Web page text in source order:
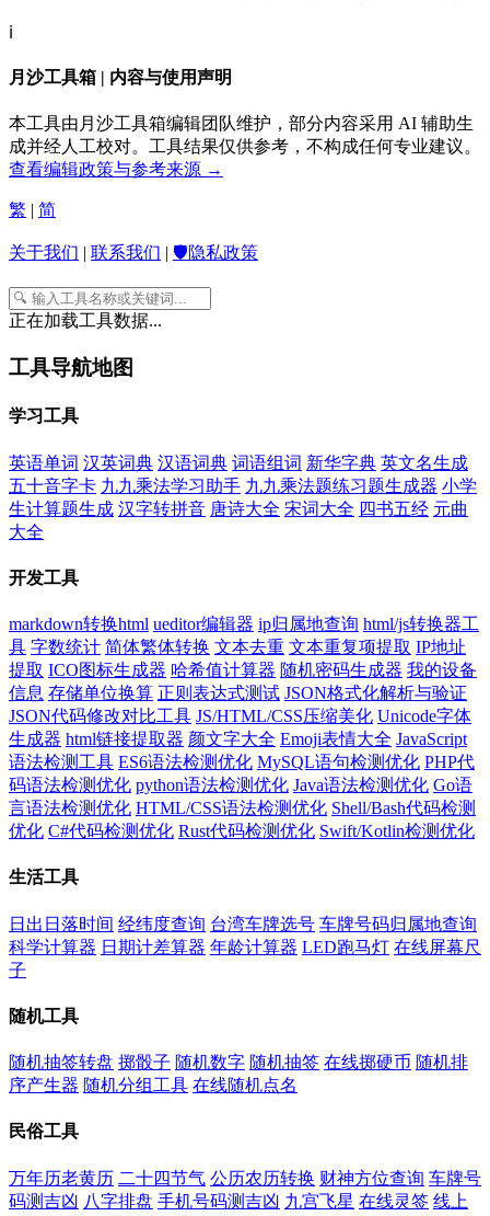
ℹ️
月沙工具箱 | 内容与使用声明
本工具由月沙工具箱编辑团队维护，部分内容采用 AI 辅助生
成并经人工校对。工具结果仅供参考，不构成任何专业建议。
查看编辑政策与参考来源 →
繁 | 简
关于我们 | 联系我们 | 🛡️隐私政策
正在加载工具数据...
工具导航地图
学习工具
英语单词 汉英词典 汉语词典 词语组词 新华字典 英文名生成
五十音字卡 九九乘法学习助手 九九乘法题练习题生成器 小学
生计算题生成 汉字转拼音 唐诗大全 宋词大全 四书五经 元曲
大全
开发工具
markdown转换html ueditor编辑器 ip归属地查询 html/js转换器工
具 字数统计 简体繁体转换 文本去重 文本重复项提取 IP地址
提取 ICO图标生成器 哈希值计算器 随机密码生成器 我的设备
信息 存储单位换算 正则表达式测试 JSON格式化解析与验证
JSON代码修改对比工具 JS/HTML/CSS压缩美化 Unicode字体
生成器 html链接提取器 颜文字大全 Emoji表情大全 JavaScript
语法检测工具 ES6语法检测优化 MySQL语句检测优化 PHP代
码语法检测优化 python语法检测优化 Java语法检测优化 Go语
言语法检测优化 HTML/CSS语法检测优化 Shell/Bash代码检测
优化 C#代码检测优化 Rust代码检测优化 Swift/Kotlin检测优化
生活工具
日出日落时间 经纬度查询 台湾车牌选号 车牌号码归属地查询
科学计算器 日期计差算器 年龄计算器 LED跑马灯 在线屏幕尺
子
随机工具
随机抽签转盘 掷骰子 随机数字 随机抽签 在线掷硬币 随机排
序产生器 随机分组工具 在线随机点名
民俗工具
万年历老黄历 二十四节气 公历农历转换 财神方位查询 车牌号
码测吉凶 八字排盘 手机号码测吉凶 九宫飞星 在线灵签 线上